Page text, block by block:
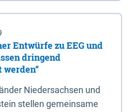
Entwürfe zu EEG und
dringend
werden“
Niedersachsen und
stellen gemeinsame